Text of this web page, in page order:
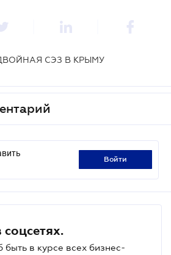
СЭЗ В КРЫМУ
войти
соцсетях.
быть в курсе всех бизнес-